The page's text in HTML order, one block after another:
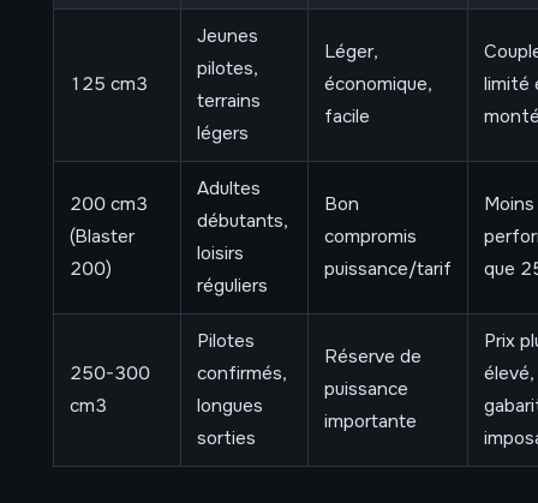
125 cm3
Jeunes
pilotes,
terrains
légers
Léger,
économique,
facile
limité
200 cm3
(Blaster
200)
Adultes
débutants,
loisirs
réguliers
Bon
compromis
puissance/tarif
Moins
que
250-300
cm3
Pilotes
confirmés,
longues
sorties
Réserve de
puissance
importante
Prix
élevé,